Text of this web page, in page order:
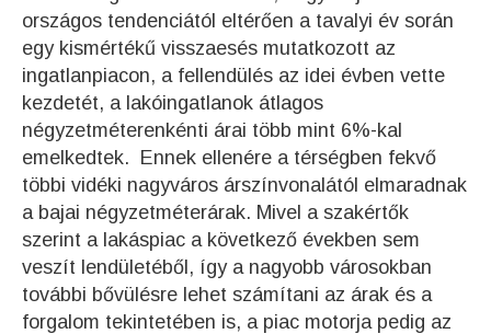
országos tendenciától eltérően a tavalyi év során
egy kismértékű visszaesés mutatkozott az
ingatlanpiacon, a fellendülés az idei évben vette
kezdetét, a lakóingatlanok átlagos
négyzetméterenkénti árai több mint 6%-kal
emelkedtek. Ennek ellenére a térségben fekvő
többi vidéki nagyváros árszínvonalától elmaradnak
a bajai négyzetméterárak. Mivel a szakértők
szerint a lakáspiac a következő években sem
veszít lendületéből, így a nagyobb városokban
további bővülésre lehet számítani az árak és a
forgalom tekintetében is, a piac motorja pedig az